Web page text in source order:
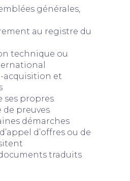
générales,
au registre du
technique ou
acquisition et
ses propres
de preuves
démarches
d’offres ou de
traduits